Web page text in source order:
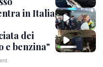
in Italia
dei
e benzina"